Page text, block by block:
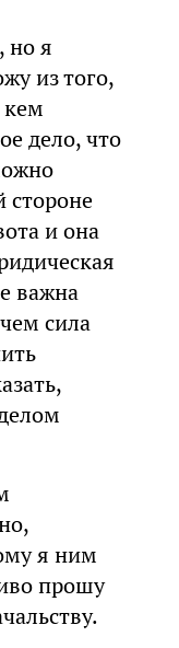
но я
из того,
кем
дело, что
стороне
и она
важна
сила
я ним
прошу